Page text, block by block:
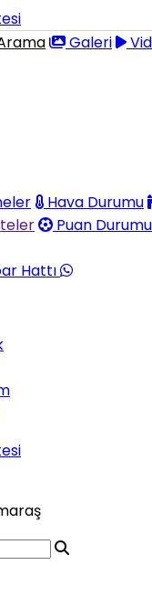
Galeri
Hava Durumu
Puan Durumu
Hattı